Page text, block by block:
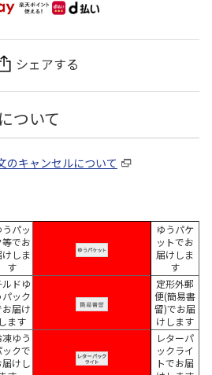
シェアする
ついて
のキャンセルについて
うパッ
等でお
けしま
す
ゆうパケ
ットでお
届けしま
す
ルドゆ
パック
お届け
します
定形外郵
便(簡易書
留)でお届
けします
ゆう
ックで
届けし
レターパ
ックライ
トでお届